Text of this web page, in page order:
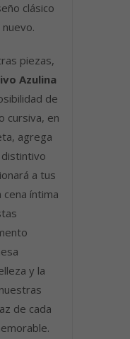
clásico
piezas,
Azulina
de
cursiva, en
agrega
a tus
cena íntima
y la
de cada